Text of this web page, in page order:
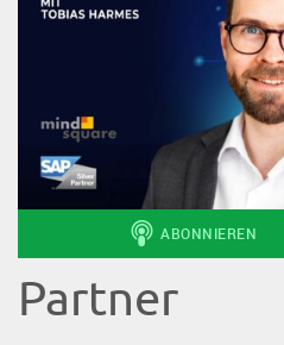
Partner